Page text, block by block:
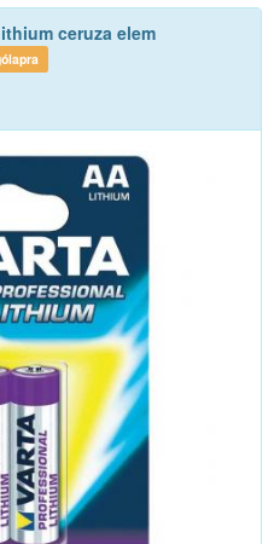
ceruza elem